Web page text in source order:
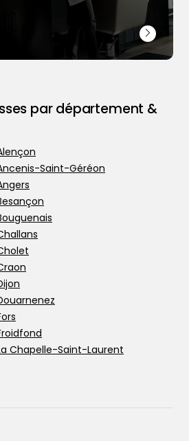
par département &
Saint-Géréon
Chapelle-Saint-Laurent
Chapelle-sur-Erdre